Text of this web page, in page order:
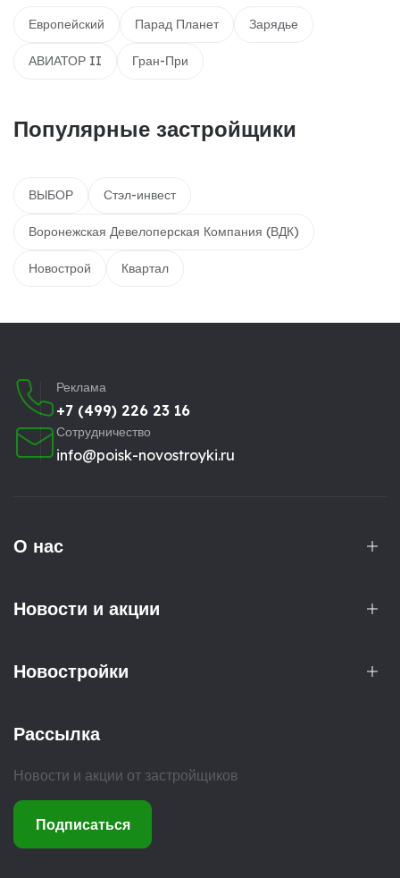
Европейский Парад Планет Зарядье
АВИАТОР II Гран-При
Популярные застройщики
ВЫБОР Стэл-инвест
Воронежская Девелоперская Компания (ВДК)
Новострой Квартал
Реклама
+7 (499) 226 23 16
Сотрудничество
info@poisk-novostroyki.ru
О нас
Новости и акции
Новостройки
Рассылка
Новости и акции от застройщиков
Подписаться